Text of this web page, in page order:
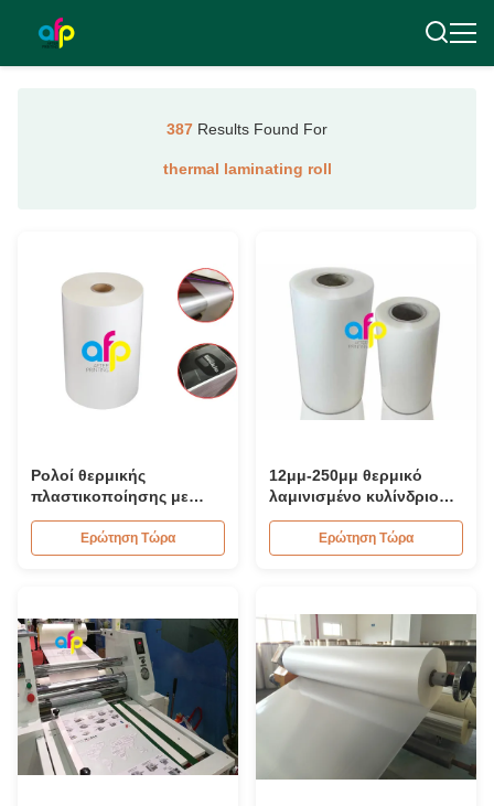
387 Results Found For
thermal laminating roll
Ρολοί θερμικής
πλαστικοποίησης με
επεξεργασία κορώνας
διπλής όψης, Θερμική
μεμβράνη με βερνίκι UV
Ερώτηση Τώρα
12μμ-250μμ θερμικό
λαμινισμένο κυλίνδριο
μονό / διπλό
επεξεργασία Conora PET
συρρικνωτική ταινία
Ερώτηση Τώρα